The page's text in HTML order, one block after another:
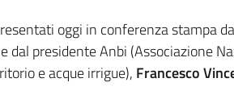
oggi in conferenza stampa
dal presidente Anbi (Associazione
e acque irrigue), Francesco